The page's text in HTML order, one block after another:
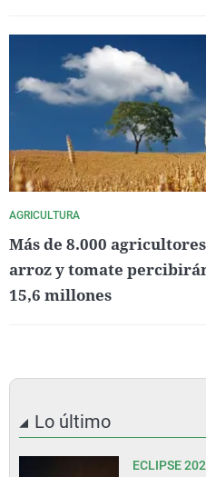
AGRICULTURA
Más de 8.000
arroz y tomate
15,6 millones
Lo último
ECLIPSE